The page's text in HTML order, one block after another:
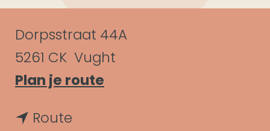
C
o
n
t
Dorpsstraat 44A
5261 CK Vught
Plan je route
Route